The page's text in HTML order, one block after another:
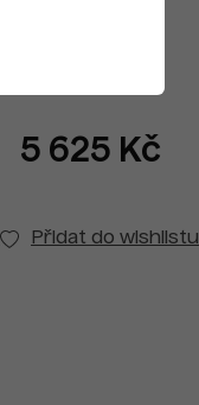
5 625 Kč
Přidat do wishlistu